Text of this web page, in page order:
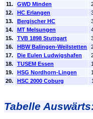
11.
GWD Minden
12.
HC Erlangen
13.
Bergischer HC
14.
MT Melsungen
15.
TVB 1898 Stuttgart
16.
HBW Balingen-Weilstetten
17.
Die Eulen Ludwigshafen
18.
TUSEM Essen
19.
HSG Nordhorn-Lingen
20.
HSC 2000 Coburg
Tabelle